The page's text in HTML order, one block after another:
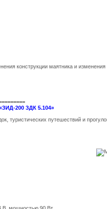
конструкции маятника и изменения
200 ЗДК 5.104»
туристических путешествий и